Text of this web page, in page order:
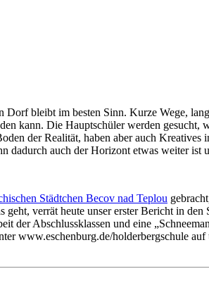
bleibt im besten Sinn. Kurze Wege,
kann. Die Hauptschüler werden gesucht,
der Realität, haben aber auch Kreatives
dadurch auch der Horizont etwas weiter
Städtchen Becov nad Teplou
verrät heute unser erster Bericht in
Abschlussklassen und eine
www.eschenburg.de/holderbergschule